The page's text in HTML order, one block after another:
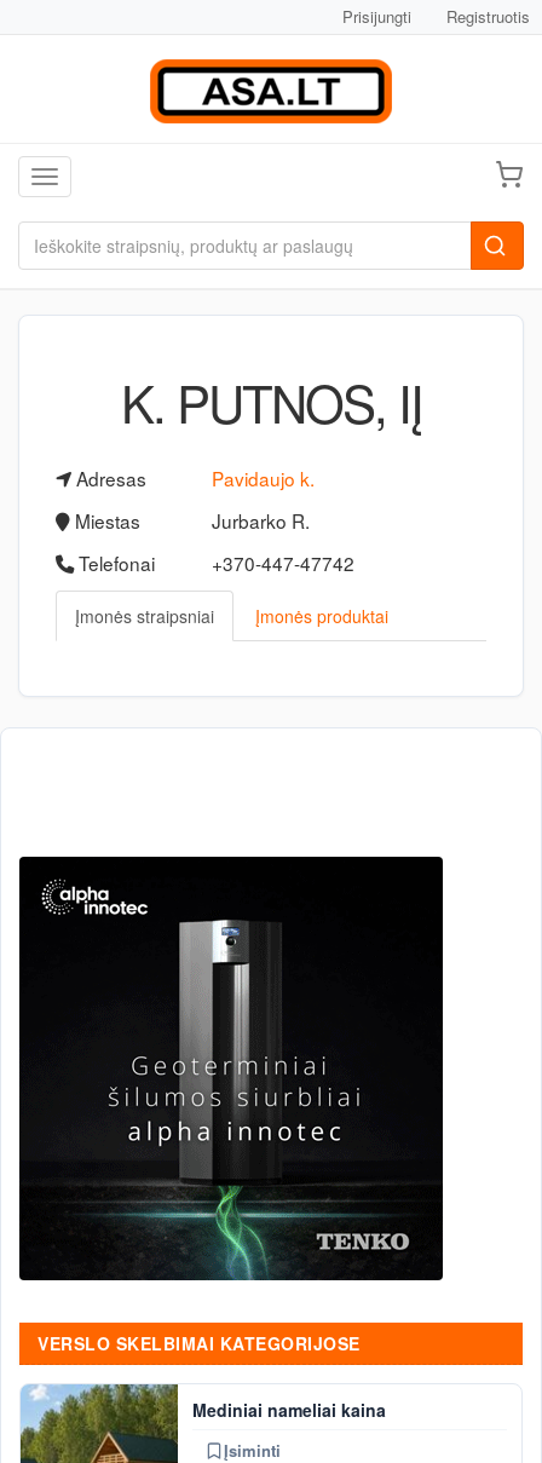
Prisijungti Registruotis
Toggle navigation
K. PUTNOS, IĮ
Adresas
Pavidaujo k.
Miestas
Jurbarko R.
Telefonai
+370-447-47742
Įmonės straipsniai Įmonės produktai
VERSLO SKELBIMAI KATEGORIJOSE
Mediniai nameliai kaina
Įsiminti